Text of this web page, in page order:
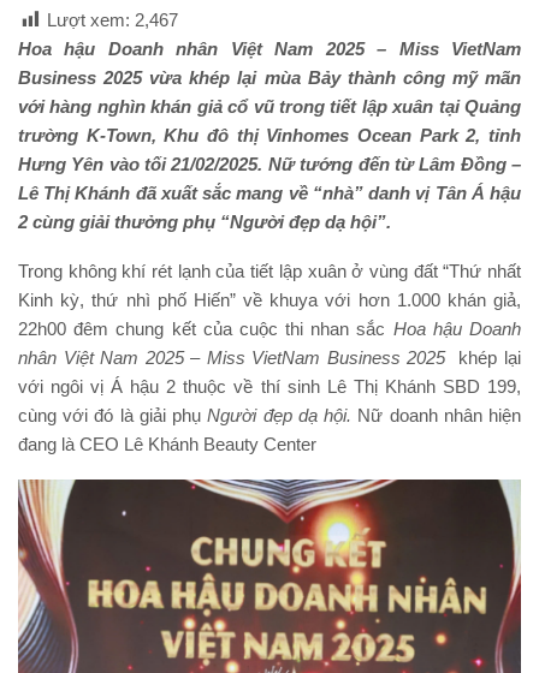
Lượt xem: 2,467
Hoa hậu Doanh nhân Việt Nam 2025 – Miss VietNam
Business 2025 vừa khép lại mùa Bảy thành công mỹ mãn
với hàng nghìnkhán giả cổ vũ trong tiết lập xuân tại Quảng
trường K-Town, Khu đô thị Vinhomes Ocean Park 2, tỉnh
Hưng Yên vào tối 21/02/2025. Nữ tướng đến từ Lâm Đồng –
Lê Thị Khánh đã xuất sắc mang về “nhà” danh vị Tân Á hậu
2 cùng giải thưởng phụ “Người đẹp dạ hội”.
Trong không khí rét lạnh của tiết lập xuân ở vùng đất “Thứ nhất
Kinh kỳ, thứ nhì phố Hiến” về khuya với hơn 1.000 khán giả,
22h00 đêm chung kết của cuộc thi nhan sắc Hoa hậu Doanh
nhân Việt Nam 2025– Miss VietNam Business 2025
khép lại
với ngôi vị Á hậu 2 thuộc về thí sinh Lê Thị Khánh SBD 199,
cùng với đó là giải phụNgười đẹp dạ hội. Nữ doanh nhân hiện
đang là CEO Lê Khánh Beauty Center